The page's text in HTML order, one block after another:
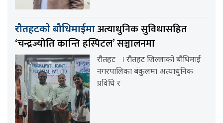
रौतहटको बौधिमाईमाअत्याधुनिक सुविधासहित
‘चन्द्रज्योति कान्ति हस्पिटल’ सञ्चालनमा
रौतहट । रौतहट जिल्लाको बौधिमाई
नगरपालिका बंकुलमा अत्याधुनिक
प्रविधि र